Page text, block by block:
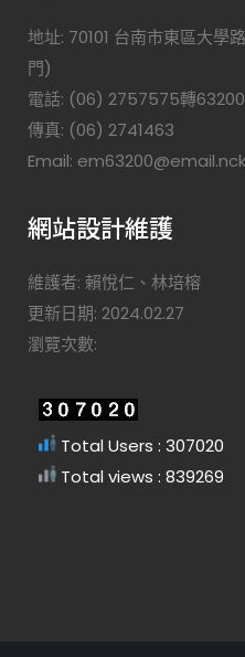
地址: 70101 台南市東區大學
門)
電話: (06) 2757575轉63200
傳真: (06) 2741463
Email:
網站設計維護
維護者: 賴悅仁、林培榕
更新日期: 2024.02.27
瀏覽次數:
Total Users : 307020
Total views : 839269